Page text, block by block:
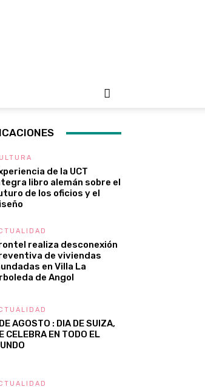
de la UCT
libro alemán sobre el
de los oficios y el
realiza desconexión
de viviendas
en Villa La
de Angol
AGOSTO : DIA DE SUIZA,
CELEBRA EN TODO EL